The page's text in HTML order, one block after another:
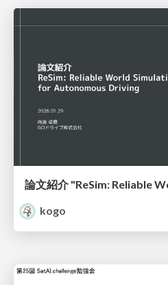
kogo